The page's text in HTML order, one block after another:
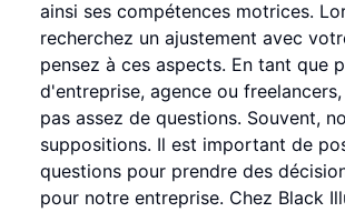
ainsi ses compétences motrices.
recherchez un ajustement avec
pensez à ces aspects. En tant que
d'entreprise, agence ou
pas assez de questions. Souvent,
suppositions. Il est important de
questions pour prendre des
pour notre entreprise. Chez Black